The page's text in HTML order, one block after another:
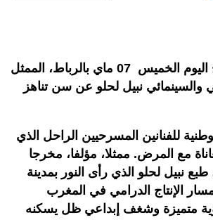
أسلم الروح، صباح اليوم الخميس 07 ماي بالرباط، الممثل
نبيل لحلو عن سن تناهز
للفنانين المسرحيين الراحل الذي
مع المرض. ممثلا، مؤلفا، مخرجا
طبع نبيل لحلو الذي رأى النور بمدينة
سنة 1945، مسار الإنتاج الدرامي في المغرب
متميزة وشغف إبداعي ظل يسكنه